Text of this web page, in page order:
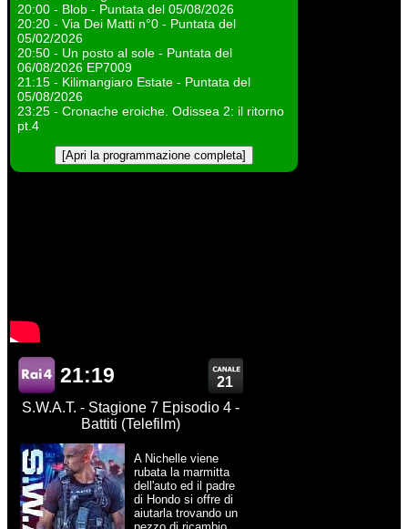
20:00 - Blob - Puntata del 05/08/2026
20:20 - Via Dei Matti n°0 - Puntata del
05/02/2026
20:50 - Un posto al sole - Puntata del
06/08/2026 EP7009
21:15 - Kilimangiaro Estate - Puntata del
05/08/2026
23:25 - Cronache eroiche. Odissea 2: il ritorno
pt.4
[Apri la programmazione completa]
21:19
21
S.W.A.T. - Stagione 7 Episodio 4 -
Battiti (Telefilm)
A Nichelle viene
rubata la marmitta
dell'auto ed il padre
di Hondo si offre di
aiutarla trovando un